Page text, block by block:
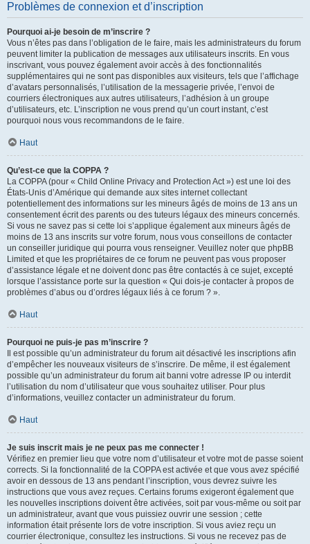
Problèmes de connexion et d’inscription
Pourquoi ai-je besoin de m’inscrire ?
Vous n’êtes pas dans l’obligation de le faire, mais les administrateurs du forum
peuvent limiter la publication de messages aux utilisateurs inscrits. En vous
inscrivant, vous pouvez également avoir accès à des fonctionnalités
supplémentaires qui ne sont pas disponibles aux visiteurs, tels que l’affichage
d’avatars personnalisés, l’utilisation de la messagerie privée, l’envoi de
courriers électroniques aux autres utilisateurs, l’adhésion à un groupe
d’utilisateurs, etc. L’inscription ne vous prend qu’un court instant, c’est
pourquoi nous vous recommandons de le faire.
Haut
Qu’est-ce que la COPPA ?
La COPPA (pour « Child Online Privacy and Protection Act ») est une loi des
États-Unis d’Amérique qui demande aux sites internet collectant
potentiellement des informations sur les mineurs âgés de moins de 13 ans un
consentement écrit des parents ou des tuteurs légaux des mineurs concernés.
Si vous ne savez pas si cette loi s’applique également aux mineurs âgés de
moins de 13 ans inscrits sur votre forum, nous vous conseillons de contacter
un conseiller juridique qui pourra vous renseigner. Veuillez noter que phpBB
Limited et que les propriétaires de ce forum ne peuvent pas vous proposer
d’assistance légale et ne doivent donc pas être contactés à ce sujet, excepté
lorsque l’assistance porte sur la question « Qui dois-je contacter à propos de
problèmes d’abus ou d’ordres légaux liés à ce forum ? ».
Haut
Pourquoi ne puis-je pas m’inscrire ?
Il est possible qu’un administrateur du forum ait désactivé les inscriptions afin
d’empêcher les nouveaux visiteurs de s’inscrire. De même, il est également
possible qu’un administrateur du forum ait banni votre adresse IP ou interdit
l’utilisation du nom d’utilisateur que vous souhaitez utiliser. Pour plus
d’informations, veuillez contacter un administrateur du forum.
Haut
Je suis inscrit mais je ne peux pas me connecter !
Vérifiez en premier lieu que votre nom d’utilisateur et votre mot de passe soient
corrects. Si la fonctionnalité de la COPPA est activée et que vous avez spécifié
avoir en dessous de 13 ans pendant l’inscription, vous devrez suivre les
instructions que vous avez reçues. Certains forums exigeront également que
les nouvelles inscriptions doivent être activées, soit par vous-même ou soit par
un administrateur, avant que vous puissiez ouvrir une session ; cette
information était présente lors de votre inscription. Si vous aviez reçu un
courrier électronique, consultez les instructions. Si vous ne recevez pas de